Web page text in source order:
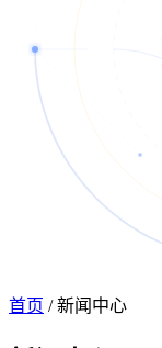
首页 / 新闻中心